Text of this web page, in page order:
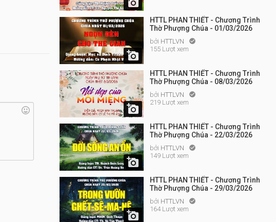

HTTL PHAN THIẾT - Chương Trình
Thờ Phượng Chúa - 01/03/2026
bởi HTTLVN 
155 Lượt xem

HTTL PHAN THIẾT - Chương Trình
Thờ Phượng Chúa - 08/03/2026
bởi HTTLVN 
219 Lượt xem

HTTL PHAN THIẾT - Chương Trình
Thờ Phượng Chúa - 22/03/2026
bởi HTTLVN 
149 Lượt xem

HTTL PHAN THIẾT - Chương Trình
Thờ Phượng Chúa - 29/03/2026
bởi HTTLVN 
164 Lượt xem